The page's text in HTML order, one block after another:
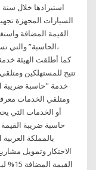
استيرادها خلال
القيمة المضافة
الحاسبة” والتي تسمح باحتساب ضريبة القيمة المضافة في الفاتورة،
كما أطلقت الهيئة
تتيح للمستهلكين
خدمة "حاسبة ضريبة
ومتلقي الخدمات
أو الخدمات التي
بالمملكة